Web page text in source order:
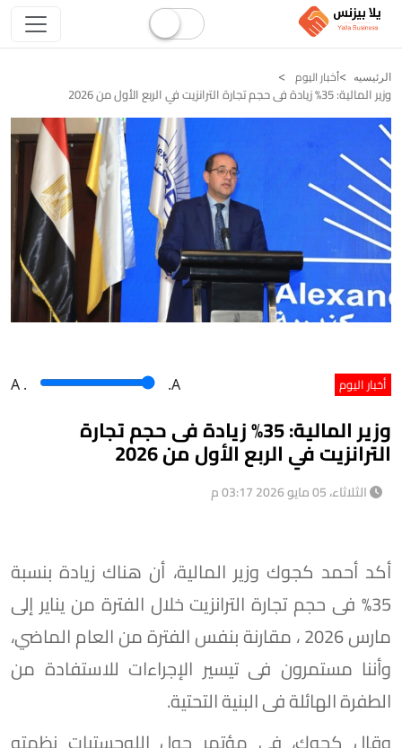
الرئيسيه أخبار اليوم
وزير المالية: 35% زيادة فى حجم تجارة الترانزيت في الربع الأول من 2026
أخبار اليوم A . .A
وزير المالية: 35% زيادة فى حجم تجارة
الترانزيت في الربع الأول من 2026
الثلاثاء، 05 مايو 2026 03:17 م
أكد أحمد كجوك وزير المالية، أن هناك زيادة بنسبة
35% فى حجم تجارة الترانزيت خلال الفترة من يناير إلى
مارس 2026 ، مقارنة بنفس الفترة من العام الماضي،
وأننا مستمرون فى تيسير الإجراءات للاستفادة من
الطفرة الهائلة فى البنية التحتية.